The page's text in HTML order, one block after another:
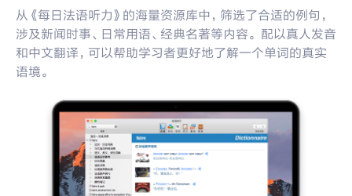
从《每日法语听力》的海量资源库中，筛选了合适的例句，
涉及新闻时事、日常用语、经典名著等内容。 配以真人发音
和中文翻译，可以帮助学习者更好地了解一个单词的真实
语境。